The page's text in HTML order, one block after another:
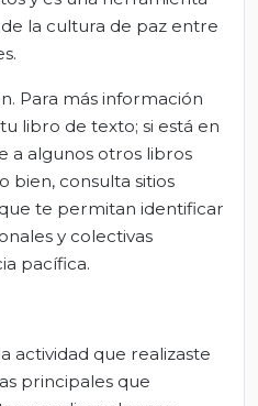
la cultura de paz entre
Para más información
libro de texto; si está en
a algunos otros libros
bien, consulta sitios
te permitan identificar
y colectivas
pacífica.
actividad que realizaste
principales que